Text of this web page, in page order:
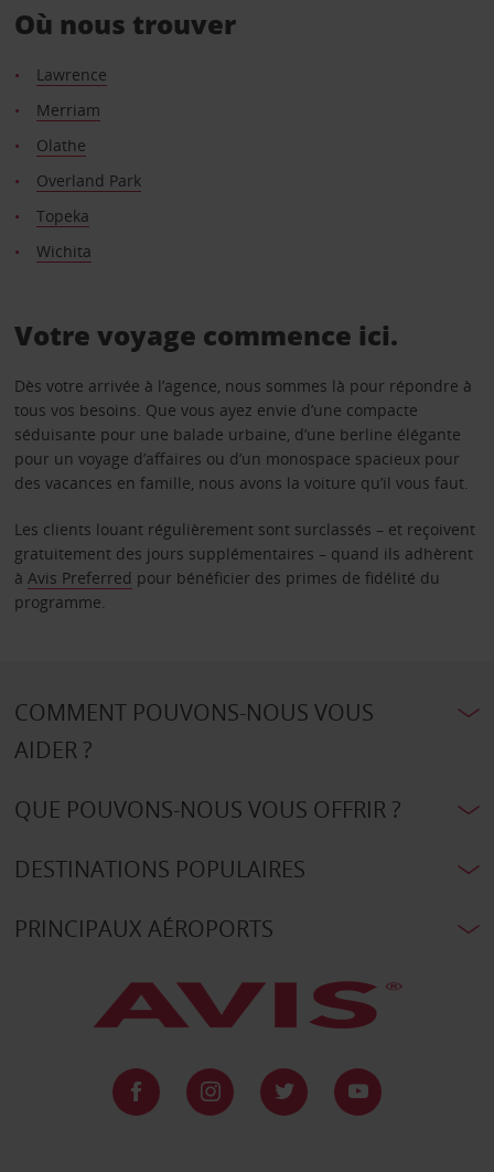
Où nous trouver
Lawrence
Merriam
Olathe
Overland Park
Topeka
Wichita
Votre voyage commence ici.
Dès votre arrivée à l’agence, nous sommes là pour répondre à
tous vos besoins. Que vous ayez envie d’une compacte
séduisante pour une balade urbaine, d’une berline élégante
pour un voyage d’affaires ou d’un monospace spacieux pour
des vacances en famille, nous avons la voiture qu’il vous faut.
Les clients louant régulièrement sont surclassés – et reçoivent
gratuitement des jours supplémentaires – quand ils adhèrent
à Avis Preferred pour bénéficier des primes de fidélité du
programme.
COMMENT POUVONS-NOUS VOUS
AIDER ?
QUE POUVONS-NOUS VOUS OFFRIR ?
DESTINATIONS POPULAIRES
PRINCIPAUX AÉROPORTS